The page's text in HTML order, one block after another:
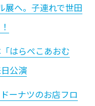
展へ。子連れで世田
はらぺこあおむ
公演
ーナツのお店フロ